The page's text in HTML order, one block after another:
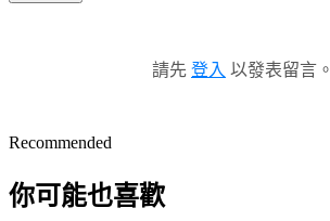
請先 登入 以發表留言。
Recommended
你可能也喜歡